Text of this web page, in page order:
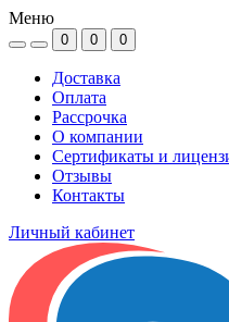
Меню
0 0 0
Доставка
Оплата
Рассрочка
О компании
Сертификаты и
Отзывы
Контакты
Личный кабинет